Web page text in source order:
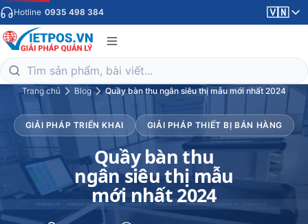
Hotline 0935 498 384 🇻🇳
Trang chủ Blog Quầy bàn thu ngân siêu thị mẫu mới nhất 2024
GIẢI PHÁP TRIỂN KHAI GIẢI PHÁP THIẾT BỊ BÁN HÀNG
Quầy bàn thu
ngân siêu thị mẫu
mới nhất 2024